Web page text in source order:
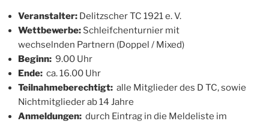
Veranstalter: Delitzscher TC 1921 e. V.
Wettbewerbe: Schleifchenturnier mit
wechselnden Partnern (Doppel / Mixed)
Beginn: 9.00 Uhr
Ende: ca. 16.00 Uhr
Teilnahmeberechtigt: alle Mitglieder des D TC, sowie
Nichtmitglieder ab 14 Jahre
Anmeldungen: durch Eintrag in die Meldeliste im